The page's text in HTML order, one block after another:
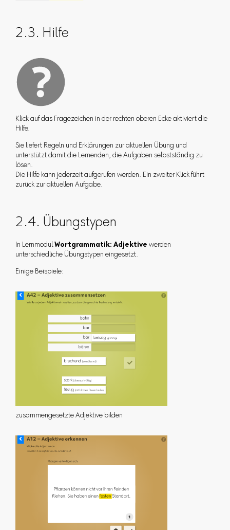
2.3. Hilfe
Klick auf das Fragezeichen in der rechten oberen Ecke aktiviert die
Hilfe.
Sie liefert Regeln und Erklärungen zur aktuellen Übung und
unterstützt damit die Lernenden, die Aufgaben selbstständig zu
lösen.
Die Hilfe kann jederzeit aufgerufen werden. Ein zweiter Klick führt
zurück zur aktuellen Aufgabe.
2.4. Übungstypen
In LernmodulWortgrammatik: Adjektive werden
unterschiedliche Übungstypen eingesetzt.
Einige Beispiele:
zusammengesetzte Adjektive bilden